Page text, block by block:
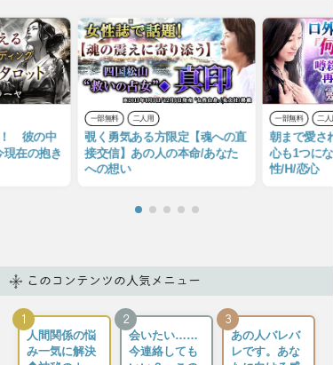
！ 彼の中
在の抱き
一部無料 二人用
覗く勇気ある方限定【魂への直
接交信】あの人の本命/あなた
への想い
一部無料 二人
朝まで愛さ
心も1つに
性/H/恋心
このコンテンツの人気メニュー
1
人間関係の悩
み一気に解決
2
会いたい……
今連絡しても
3
あの人バレバ
レです。あな